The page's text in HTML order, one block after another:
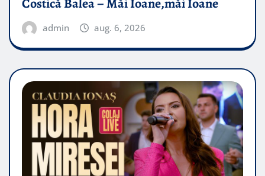
Costică Balea – Măi Ioane,măi Ioane
admin aug. 6, 2026